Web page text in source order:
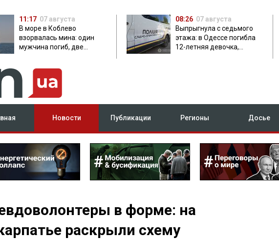
11:17 07 августа
В море в Коблево
взорвалась мина: один
мужчина погиб, две
08:26 07 августа
Выпрыгнула с седьмого
этажа: в Одессе погибла
12-летняя девочка,
Новости Публикации Регионы Досье
в форме: на
раскрыли схему